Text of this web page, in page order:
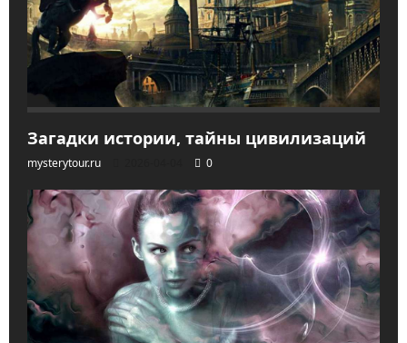
Загадки истории, тайны цивилизаций
mysterytour.ru 0